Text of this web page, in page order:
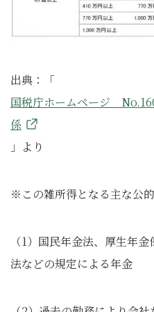
出典：「
国税庁ホームページ
係
」より
※この雑所得となる主な公
（1）国民年金法、厚生年
法などの規定による年金